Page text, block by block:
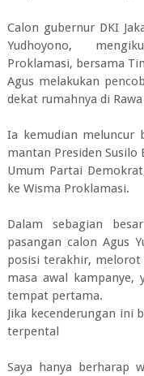
Calon gubernur DKI
Yudhoyono,
Proklamasi, bersama
Agus melakukan
dekat rumahnya di
Ia kemudian meluncur
mantan Presiden Susilo
Umum Partai
ke Wisma Proklamasi.
Dalam sebagian
pasangan calon Agus
posisi terakhir, melorot
masa awal
tempat pertama.
Jika kecenderungan ini
terpental
Saya hanya berharap